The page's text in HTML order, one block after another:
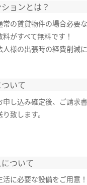
ョンとは？
常の賃貸物件の場合必要
料がすべて無料です！
人様の出張時の経費削減
いて
申し込み確定後、ご請求
り致します。
ついて
活に必要な設備をご用意